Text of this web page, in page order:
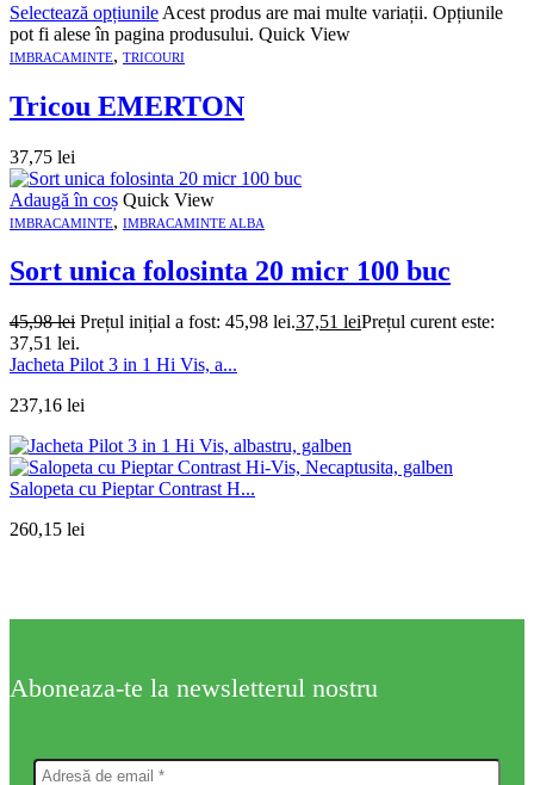
Selectează opțiunile Acest produs are mai multe variații. Opțiunile
pot fi alese în pagina produsului. Quick View
IMBRACAMINTE, TRICOURI
Tricou EMERTON
37,75 lei
Adaugă în coș Quick View
IMBRACAMINTE, IMBRACAMINTE ALBA
Sort unica folosinta 20 micr 100 buc
45,98lei Prețul inițial a fost: 45,98 lei.37,51 leiPrețul curent este:
37,51 lei.
Jacheta Pilot 3 in 1 Hi Vis, a...
237,16 lei
Salopeta cu Pieptar Contrast H...
260,15 lei
Aboneaza-te la newsletterul nostru